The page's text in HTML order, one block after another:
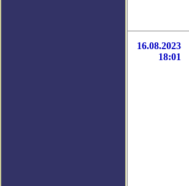
16.08.2023
18:01